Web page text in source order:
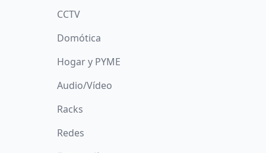
CCTV
Domótica
Hogar y PYME
Audio/Vídeo
Racks
Redes